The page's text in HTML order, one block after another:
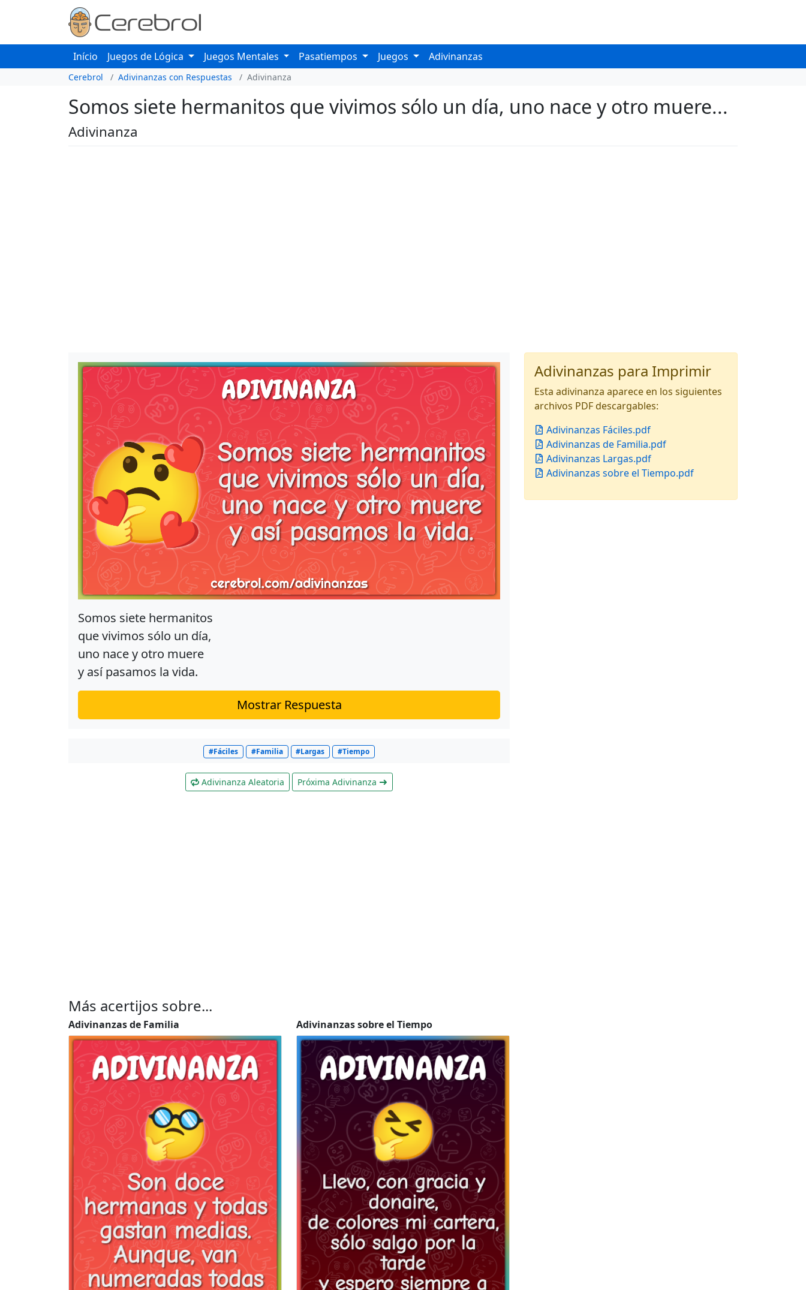
Início Juegos de Lógica Juegos Mentales Pasatiempos Juegos Adivinanzas
Cerebrol Adivinanzas con Respuestas Adivinanza
Somos siete hermanitos que vivimos sólo un día, uno nace y otro muere...
Adivinanza
Somos siete hermanitos
que vivimos sólo un día,
uno nace y otro muere
y así pasamos la vida.
Mostrar Respuesta
#Fáciles #Familia #Largas #Tiempo
Adivinanza Aleatoria Próxima Adivinanza
Adivinanzas para Imprimir
Esta adivinanza aparece en los siguientes
archivos PDF descargables:
Adivinanzas Fáciles.pdf
Adivinanzas de Familia.pdf
Adivinanzas Largas.pdf
Adivinanzas sobre el Tiempo.pdf
Más acertijos sobre...
Adivinanzas de Familia Adivinanzas sobre el Tiempo